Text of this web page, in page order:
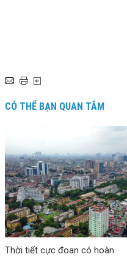
CÓ THỂ BẠN QUAN TÂM
Thời tiết cực đoan có hoàn